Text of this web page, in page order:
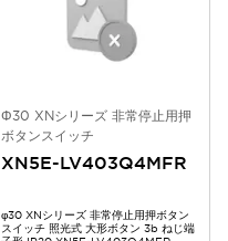
Φ30 XNシリーズ 非常停止用押
ボタンスイッチ
XN5E-LV403Q4MFR
φ30 XNシリーズ 非常停止用押ボタン
スイッチ 照光式 大形ボタン 3b ねじ端